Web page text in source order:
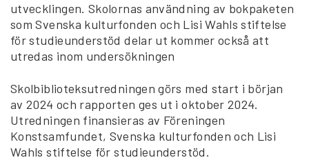
utvecklingen. Skolornas användning av bokpaketen
som Svenska kulturfonden och Lisi Wahls stiftelse
för studieunderstöd delar ut kommer också att
utredas inom undersökningen
Skolbiblioteksutredningen görs med start i början
av 2024 och rapporten ges ut i oktober 2024.
Utredningen finansieras av Föreningen
Konstsamfundet, Svenska kulturfonden och Lisi
Wahls stiftelse för studieunderstöd.